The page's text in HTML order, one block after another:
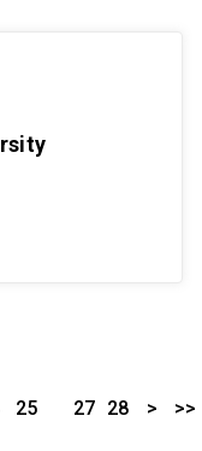
25
27 28 > >>